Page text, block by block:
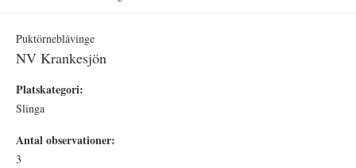
Puktörneblåvinge
NV Krankesjön
Platskategori:
Slinga
Antal observationer:
3